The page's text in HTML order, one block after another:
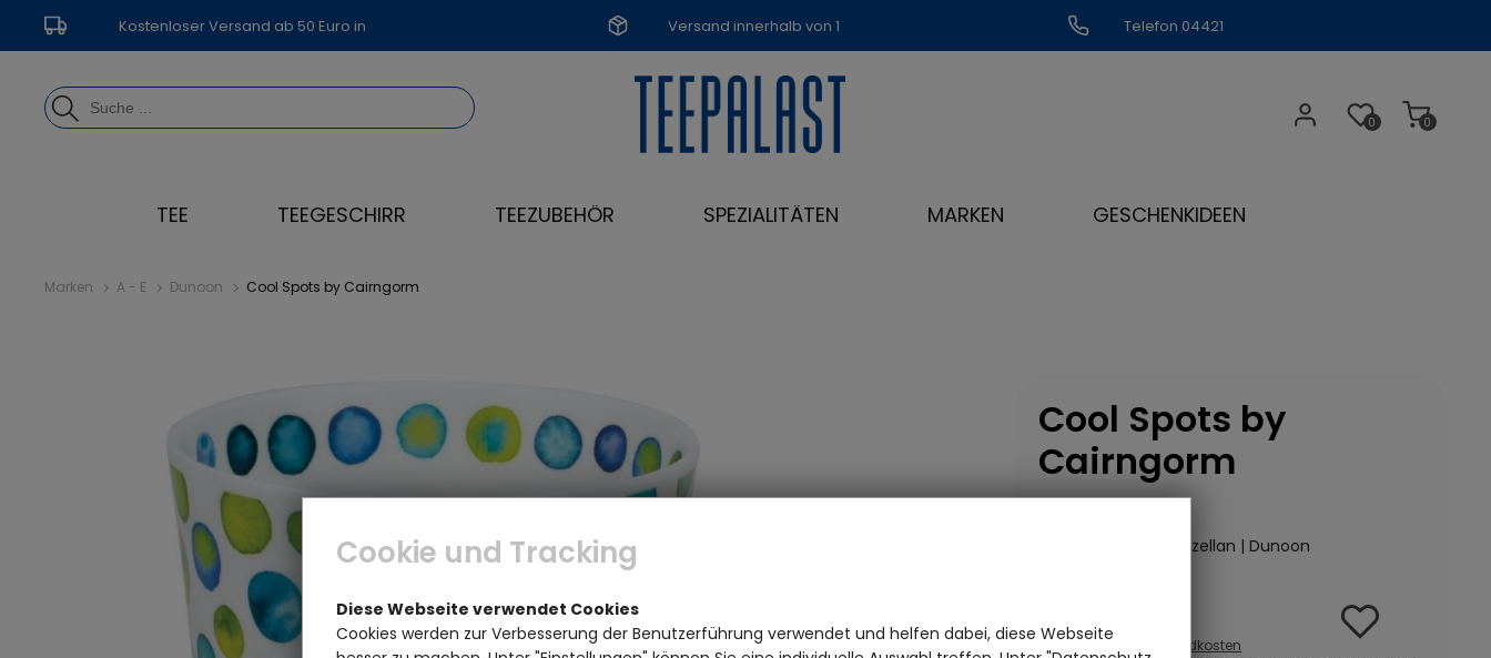
Kostenloser Versand ab 50 Euro in Versand innerhalb von 1
Werktag
Telefon 04421
0
0
TEE TEEGESCHIRR TEEZUBEHÖR SPEZIALITÄTEN MARKEN GESCHENKIDEEN
Marken A - E Dunoon Cool Spots by Cairngorm
Cool Spots by
Cairngorm
Fine Bone China Porzellan | Dunoon
32,95 €
inkl. MwSt zzgl.
Versandkosten
Cookie und Tracking
Diese Webseite verwendet Cookies
Cookies werden zur Verbesserung der Benutzerführung verwendet und helfen dabei, diese Webseite